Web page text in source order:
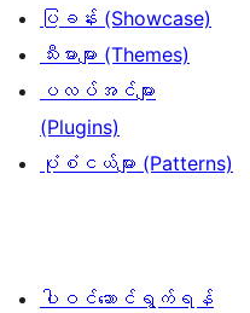
ပြခန်း (Showcase)
သီးမားများ (Themes)
ပလပ်အင်များ
(Plugins)
ပုံစံငယ်များ (Patterns)
ပါဝင်ဆောင်ရွက်ရန်